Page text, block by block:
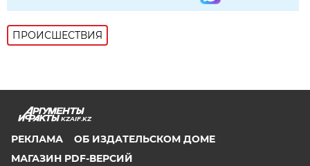
ПРОИСШЕСТВИЯ
KZAIF.KZ
РЕКЛАМА
ОБ ИЗДАТЕЛЬСКОМ ДОМЕ
МАГАЗИН PDF-ВЕРСИЙ